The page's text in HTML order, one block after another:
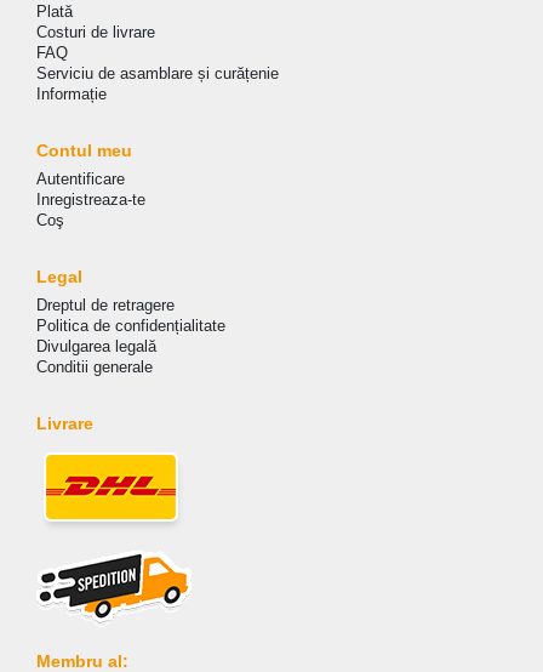
Plată
Costuri de livrare
FAQ
Serviciu de asamblare și curățenie
Informație
Contul meu
Autentificare
Inregistreaza-te
Coş
Legal
Dreptul de retragere
Politica de сonfidențialitate
Divulgarea legală
Conditii generale
Livrare
Membru al: